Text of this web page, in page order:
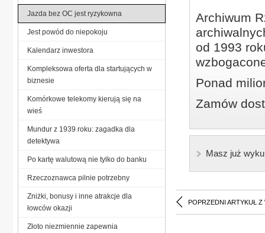
Archiwum
od 1993
Ponad
Zamów
Masz już
POPRZEDNI ARTYKUŁ Z
Jazda bez OC jest ryzykowna
Jest powód do niepokoju
Kalendarz inwestora
Kompleksowa oferta dla startujących w
biznesie
Komórkowe telekomy kierują się na
wieś
Mundur z 1939 roku: zagadka dla
detektywa
Po kartę walutową nie tylko do banku
Rzeczoznawca pilnie potrzebny
Zniżki, bonusy i inne atrakcje dla
łowców okazji
Złoto niezmiennie zapewnia